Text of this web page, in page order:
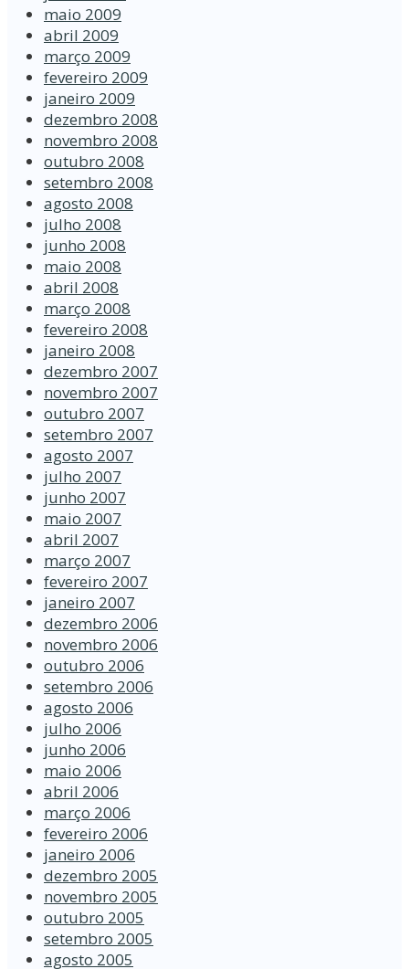
maio 2009
abril 2009
março 2009
fevereiro 2009
janeiro 2009
dezembro 2008
novembro 2008
outubro 2008
setembro 2008
agosto 2008
julho 2008
junho 2008
maio 2008
abril 2008
março 2008
fevereiro 2008
janeiro 2008
dezembro 2007
novembro 2007
outubro 2007
setembro 2007
agosto 2007
julho 2007
junho 2007
maio 2007
abril 2007
março 2007
fevereiro 2007
janeiro 2007
dezembro 2006
novembro 2006
outubro 2006
setembro 2006
agosto 2006
julho 2006
junho 2006
maio 2006
abril 2006
março 2006
fevereiro 2006
janeiro 2006
dezembro 2005
novembro 2005
outubro 2005
setembro 2005
agosto 2005